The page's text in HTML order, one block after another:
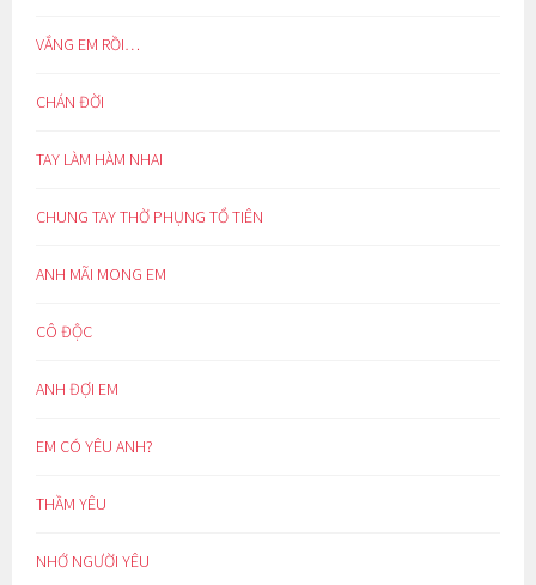
VẮNG EM RỒI…
CHÁN ĐỜI
TAY LÀM HÀM NHAI
CHUNG TAY THỜ PHỤNG TỔ TIÊN
ANH MÃI MONG EM
CÔ ĐỘC
ANH ĐỢI EM
EM CÓ YÊU ANH?
THẦM YÊU
NHỚ NGƯỜI YÊU